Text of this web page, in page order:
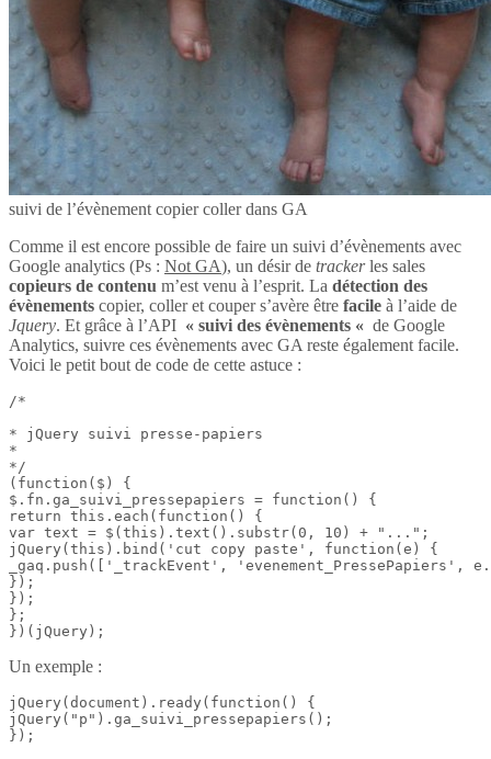
suivi de l’évènement copier coller dans GA
Comme il est encore possible de faire un suivi d’évènements avec
Google analytics (Ps : Not GA), un désir de trackerles sales
copieurs de contenu m’est venu à l’esprit. La détection des
évènements copier, coller et couper s’avère être facile à l’aide de
Jquery. Et grâce à l’API « suivi des évènements « de Google
Analytics, suivre ces évènements avec GA reste également facile.
Voici le petit bout de code de cette astuce :
/*
* jQuery suivi presse-papiers
*
*/
(function($) {
$.fn.ga_suivi_pressepapiers = function() {
return this.each(function() {
var text = $(this).text().substr(0, 10) + "...";
jQuery(this).bind('cut copy paste', function(e) {
_gaq.push(['_trackEvent', 'evenement_PressePapiers',
});
});
};
})(jQuery);
Un exemple :
jQuery(document).ready(function() {
jQuery("p").ga_suivi_pressepapiers();
});